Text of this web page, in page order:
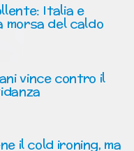
Italia e
morsa del caldo
vince contro il
il cold ironing, ma